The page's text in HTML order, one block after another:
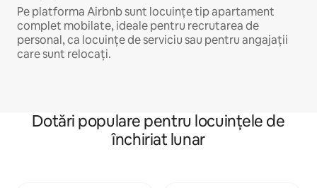
Pe platforma Airbnb sunt locuințe tip apartament
complet mobilate, ideale pentru recrutarea de
personal, ca locuințe de serviciu sau pentru angajații
care sunt relocați.
Dotări populare pentru locuințele de
închiriat lunar